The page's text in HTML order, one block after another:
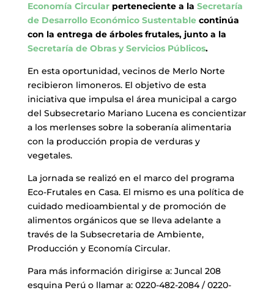
Economía Circularperteneciente a la Secretaría
de Desarrollo Económico Sustentablecontinúa
con la entrega de árboles frutales, junto a la
Secretaría de Obras y Servicios Públicos.
En esta oportunidad, vecinos de Merlo Norte
recibieron limoneros. El objetivo de esta
iniciativa que impulsa el área municipal a cargo
del Subsecretario Mariano Lucena es concientizar
a los merlenses sobre la soberanía alimentaria
con la producción propia de verduras y
vegetales.
La jornada se realizó en el marco del programa
Eco-Frutales en Casa. El mismo es una política de
cuidado medioambiental y de promoción de
alimentos orgánicos que se lleva adelante a
través de la Subsecretaria de Ambiente,
Producción y Economía Circular.
Para más información dirigirse a: Juncal 208
esquina Perú o llamar a: 0220-482-2084 / 0220-